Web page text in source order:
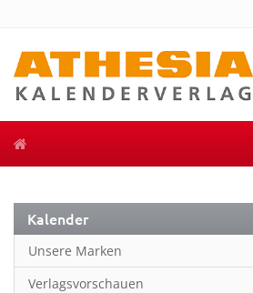
Kalender
Unsere Marken
Verlagsvorschauen